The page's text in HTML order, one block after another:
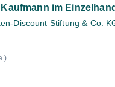
im
Discount Stiftung & Co.